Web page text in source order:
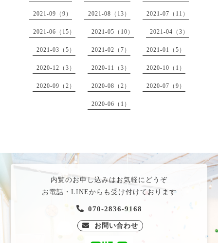
2021-09（9） 2021-08（13） 2021-07（11）
2021-06（15） 2021-05（10） 2021-04（3）
2021-03（5） 2021-02（7） 2021-01（5）
2020-12（3） 2020-11（3） 2020-10（1）
2020-09（2） 2020-08（2） 2020-07（9）
2020-06（1）
内覧のお申し込みはお気軽にどうぞ
お電話・LINEからも受け付けております
070-2836-9168
お問い合わせ